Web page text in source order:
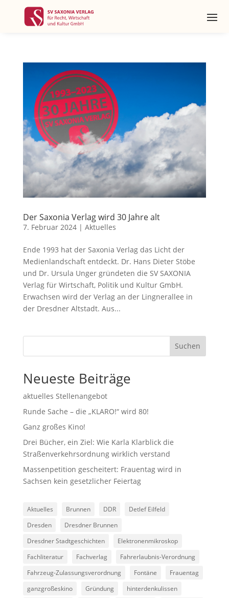
Der Saxonia Verlag wird 30 Jahre alt
7. Februar 2024| Aktuelles
Ende 1993 hat der Saxonia Verlag das Licht der
Medienlandschaft entdeckt. Dr. Hans Dieter Stöbe
und Dr. Ursula Unger gründeten die SV SAXONIA
Verlag für Wirtschaft, Politik und Kultur GmbH.
Erwachsen wird der Verlag an der Lingnerallee in
der Dresdner Altstadt. Aus...
Suchen
Neueste Beiträge
aktuelles Stellenangebot
Runde Sache – die „KLARO!“ wird 80!
Ganz großes Kino!
Drei Bücher, ein Ziel: Wie Karla Klarblick die
Straßenverkehrsordnung wirklich verstand
Massenpetition gescheitert: Frauentag wird in
Sachsen kein gesetzlicher Feiertag
Aktuelles Brunnen DDR
Detlef Eilfeld
Dresden
Dresdner Brunnen
Dresdner Stadtgeschichten
Elektronenmikroskop
Fachliteratur
Fachverlag
Fahrerlaubnis-Verordnung
Fahrzeug-Zulassungsverordnung
Fontäne
Frauentag
ganzgroßeskino
Gründung
hinterdenkulissen